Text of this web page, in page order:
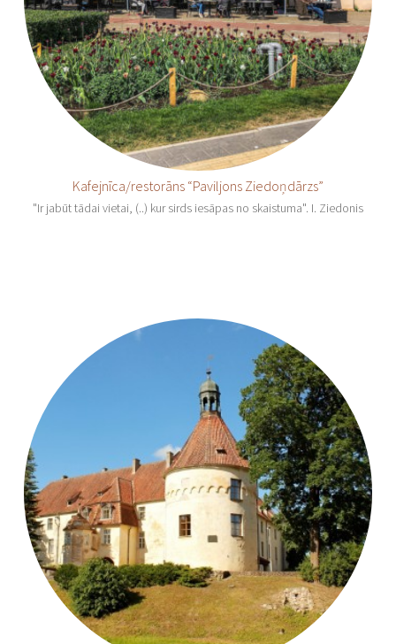
Kafejnīca/restorāns “Paviljons Ziedoņdārzs”
"Ir jabūt tādai vietai, (..) kur sirds iesāpas no skaistuma". I. Ziedonis